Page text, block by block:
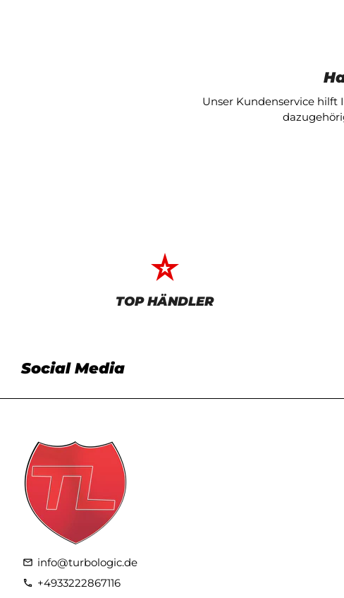
Unser Kundenservice hilft
star_rate
TOP HÄNDLER
Social Media
email info@turbologic.de
phone +4933222867116